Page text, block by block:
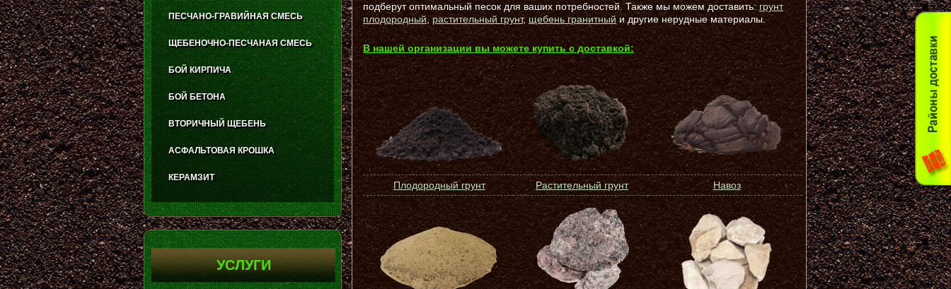
подберут оптимальный песок для ваших потребностей. Также мы можем доставить:грунт
плодородный,растительный грунт,щебень гранитный и другие нерудные материалы.
В нашей организации вы можете купить с доставкой:
Плодородный грунт Растительный грунт Навоз
ПЕСЧАНО-ГРАВИЙНАЯ СМЕСЬ
ЩЕБЕНОЧНО-ПЕСЧАНАЯ СМЕСЬ
БОЙ КИРПИЧА
БОЙ БЕТОНА
ВТОРИЧНЫЙ ЩЕБЕНЬ
АСФАЛЬТОВАЯ КРОШКА
КЕРАМЗИТ
УСЛУГИ